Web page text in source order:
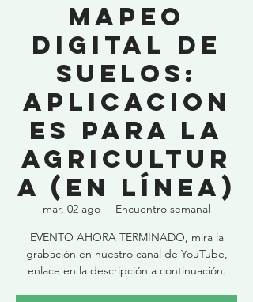
Mapeo
digital de
suelos:
aplicacion
es para la
agricultur
a (en línea)
mar, 02 ago
  |
Encuentro semanal
EVENTO AHORA TERMINADO, mira la
grabación en nuestro canal de YouTube,
enlace en la descripción a continuación.